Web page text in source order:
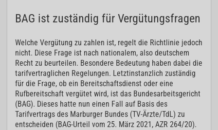
BAG ist zuständig für Vergütungsfragen
Welche Vergütung zu zahlen ist, regelt die Richtlinie jedoch
nicht. Diese Frage ist nach nationalem, also deutschem
Recht zu beurteilen. Besondere Bedeutung haben dabei die
tarifvertraglichen Regelungen. Letztinstanzlich zuständig
für die Frage, ob ein Bereitschaftsdienst oder eine
Rufbereitschaft vergütet wird, ist das Bundesarbeitsgericht
(BAG). Dieses hatte nun einen Fall auf Basis des
Tarifvertrags des Marburger Bundes (TV-Ärzte/TdL) zu
entscheiden (BAG-Urteil vom 25. März 2021, AZR 264/20).